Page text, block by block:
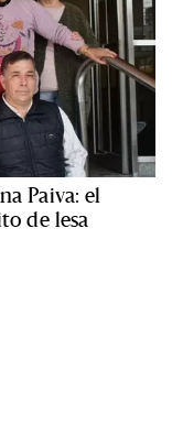
Paiva: el
de lesa